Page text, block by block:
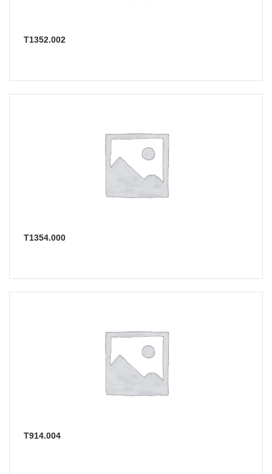
Т1352.002
Т1354.000
Т914.004